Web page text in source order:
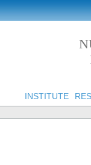
INSTITUTE